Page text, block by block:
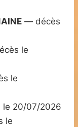
— décès
le
le
20/07/2026
le